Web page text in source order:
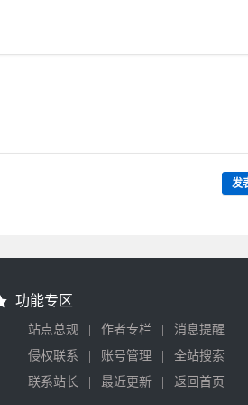
发
功能专区
站点总规 | 作者专栏 |
消息提醒
侵权联系
| 账号管理 |
全站搜索
联系站长
| 最近更新 | 返回首页